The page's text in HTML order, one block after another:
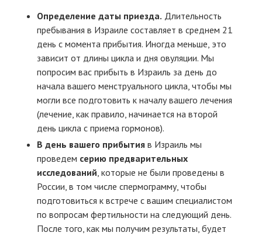
Определение даты приезда. Длительность
пребывания в Израиле составляет в среднем 21
день с момента прибытия. Иногда меньше, это
зависит от длины цикла и дня овуляции. Мы
попросим вас прибыть в Израиль за день до
начала вашего менструального цикла, чтобы мы
могли все подготовить к началу вашего лечения
(лечение, как правило, начинается на второй
день цикла с приема гормонов).
В день вашего прибытияв Израиль мы
проведем серию предварительных
исследований, которые не были проведены в
России, в том числе спермограмму, чтобы
подготовиться к встрече с вашим специалистом
по вопросам фертильности на следующий день.
После того, как мы получим результаты, будет